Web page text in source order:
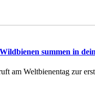
summen in
am Weltbienentag zur